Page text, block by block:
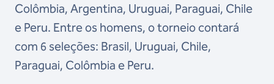
Colômbia, Argentina, Uruguai, Paraguai, Chile
e Peru. Entre os homens, o torneio contará
com 6 seleções: Brasil, Uruguai, Chile,
Paraguai, Colômbia e Peru.